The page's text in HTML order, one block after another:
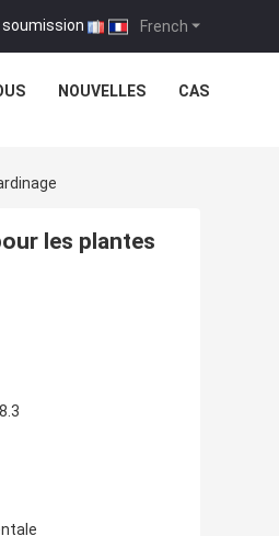
French
soumission |
NOUVELLES CAS
les plantes